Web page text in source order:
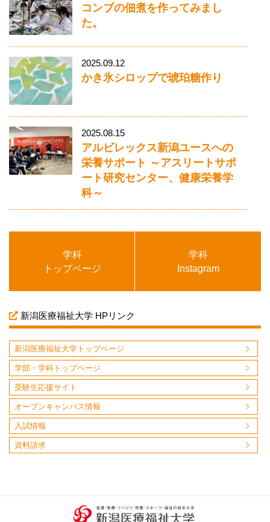
コンブの佃煮を作ってみまし
た。
2025.09.12
かき氷シロップで琥珀糖作り
2025.08.15
アルビレックス新潟ユースへの
栄養サポート ～アスリートサポ
ート研究センター、健康栄養学
科～
学科
トップページ
学科
Instagram
新潟医療福祉大学 HPリンク
新潟医療福祉大学トップページ
学部・学科トップページ
受験生応援サイト
オープンキャンパス情報
入試情報
資料請求